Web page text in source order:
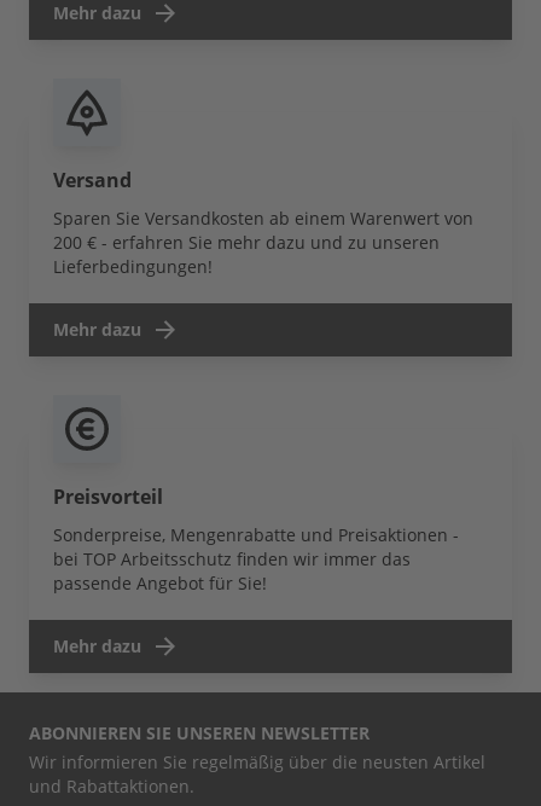
Mehr dazu
Versand
Sparen Sie Versandkosten ab einem Warenwert von
200 € - erfahren Sie mehr dazu und zu unseren
Lieferbedingungen!
Mehr dazu
Preisvorteil
Sonderpreise, Mengenrabatte und Preisaktionen -
bei TOP Arbeitsschutz finden wir immer das
passende Angebot für Sie!
Mehr dazu
ABONNIEREN SIE UNSEREN NEWSLETTER
Wir informieren Sie regelmäßig über die neusten Artikel
und Rabattaktionen.